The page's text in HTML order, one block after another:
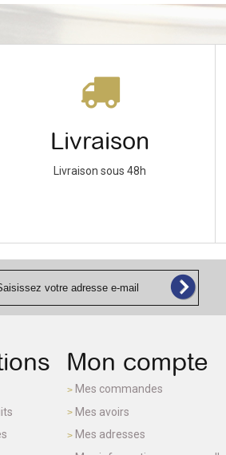
Livraison
Livraison sous 48h
Mon compte
Mes commandes
Mes avoirs
Mes adresses